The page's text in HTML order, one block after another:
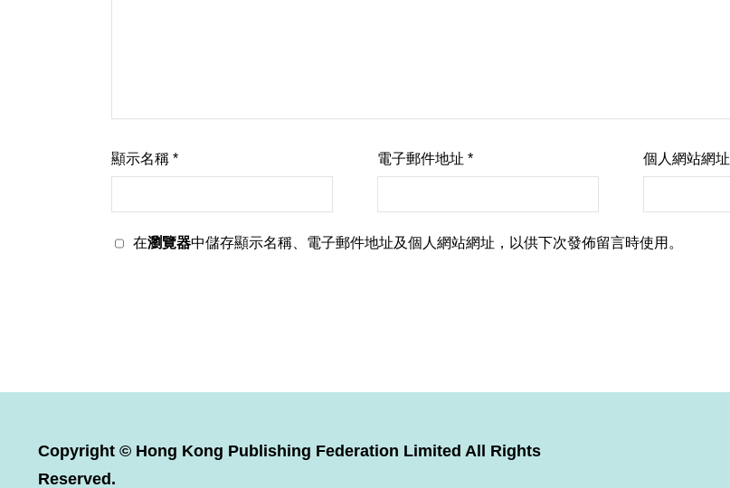
顯示名稱 * 電子郵件地址* 個人網站網址
在瀏覽器中儲存顯示名稱、電子郵件地址及個人網站網址，以供下次發佈留言時使用。
Copyright © Hong Kong Publishing Federation Limited All Rights
Reserved.